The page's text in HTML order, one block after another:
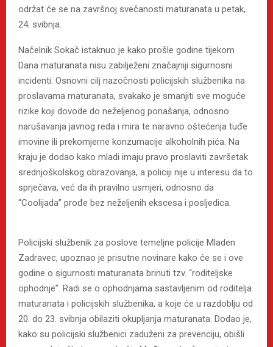
održat će se na završnoj svečanosti maturanata u petak,
24. svibnja.
Načelnik Sokač istaknuo je kako prošle godine tijekom
Dana maturanata nisu zabilježeni značajniji sigurnosni
incidenti. Osnovni cilj nazočnosti policijskih službenika na
proslavama maturanata, svakako je smanjiti sve moguće
rizike koji dovode do neželjenog ponašanja, odnosno
narušavanja javnog reda i mira te naravno oštećenja tuđe
imovine ili prekomjerne konzumacije alkoholnih pića. Na
kraju je dodao kako mladi imaju pravo proslaviti završetak
srednjoškolskog obrazovanja, a policiji nije u interesu da to
sprječava, već da ih pravilno usmjeri, odnosno da
“Coolijada” prođe bez neželjenih ekscesa i posljedica.
Policijski službenik za poslove temeljne policije Mladen
Zadravec, upoznao je prisutne novinare kako će se i ove
godine o sigurnosti maturanata brinuti tzv. “roditeljske
ophodnje”. Radi se o ophodnjama sastavljenim od roditelja
maturanata i policijskih službenika, a koje će u razdoblju od
20. do 23. svibnja obilaziti okupljanja maturanata. Dodao je,
kako su policijski službenici zaduženi za prevenciju, obišli